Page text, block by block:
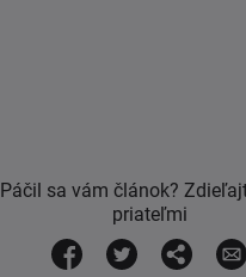
Páčil sa vám článok?
priateľmi